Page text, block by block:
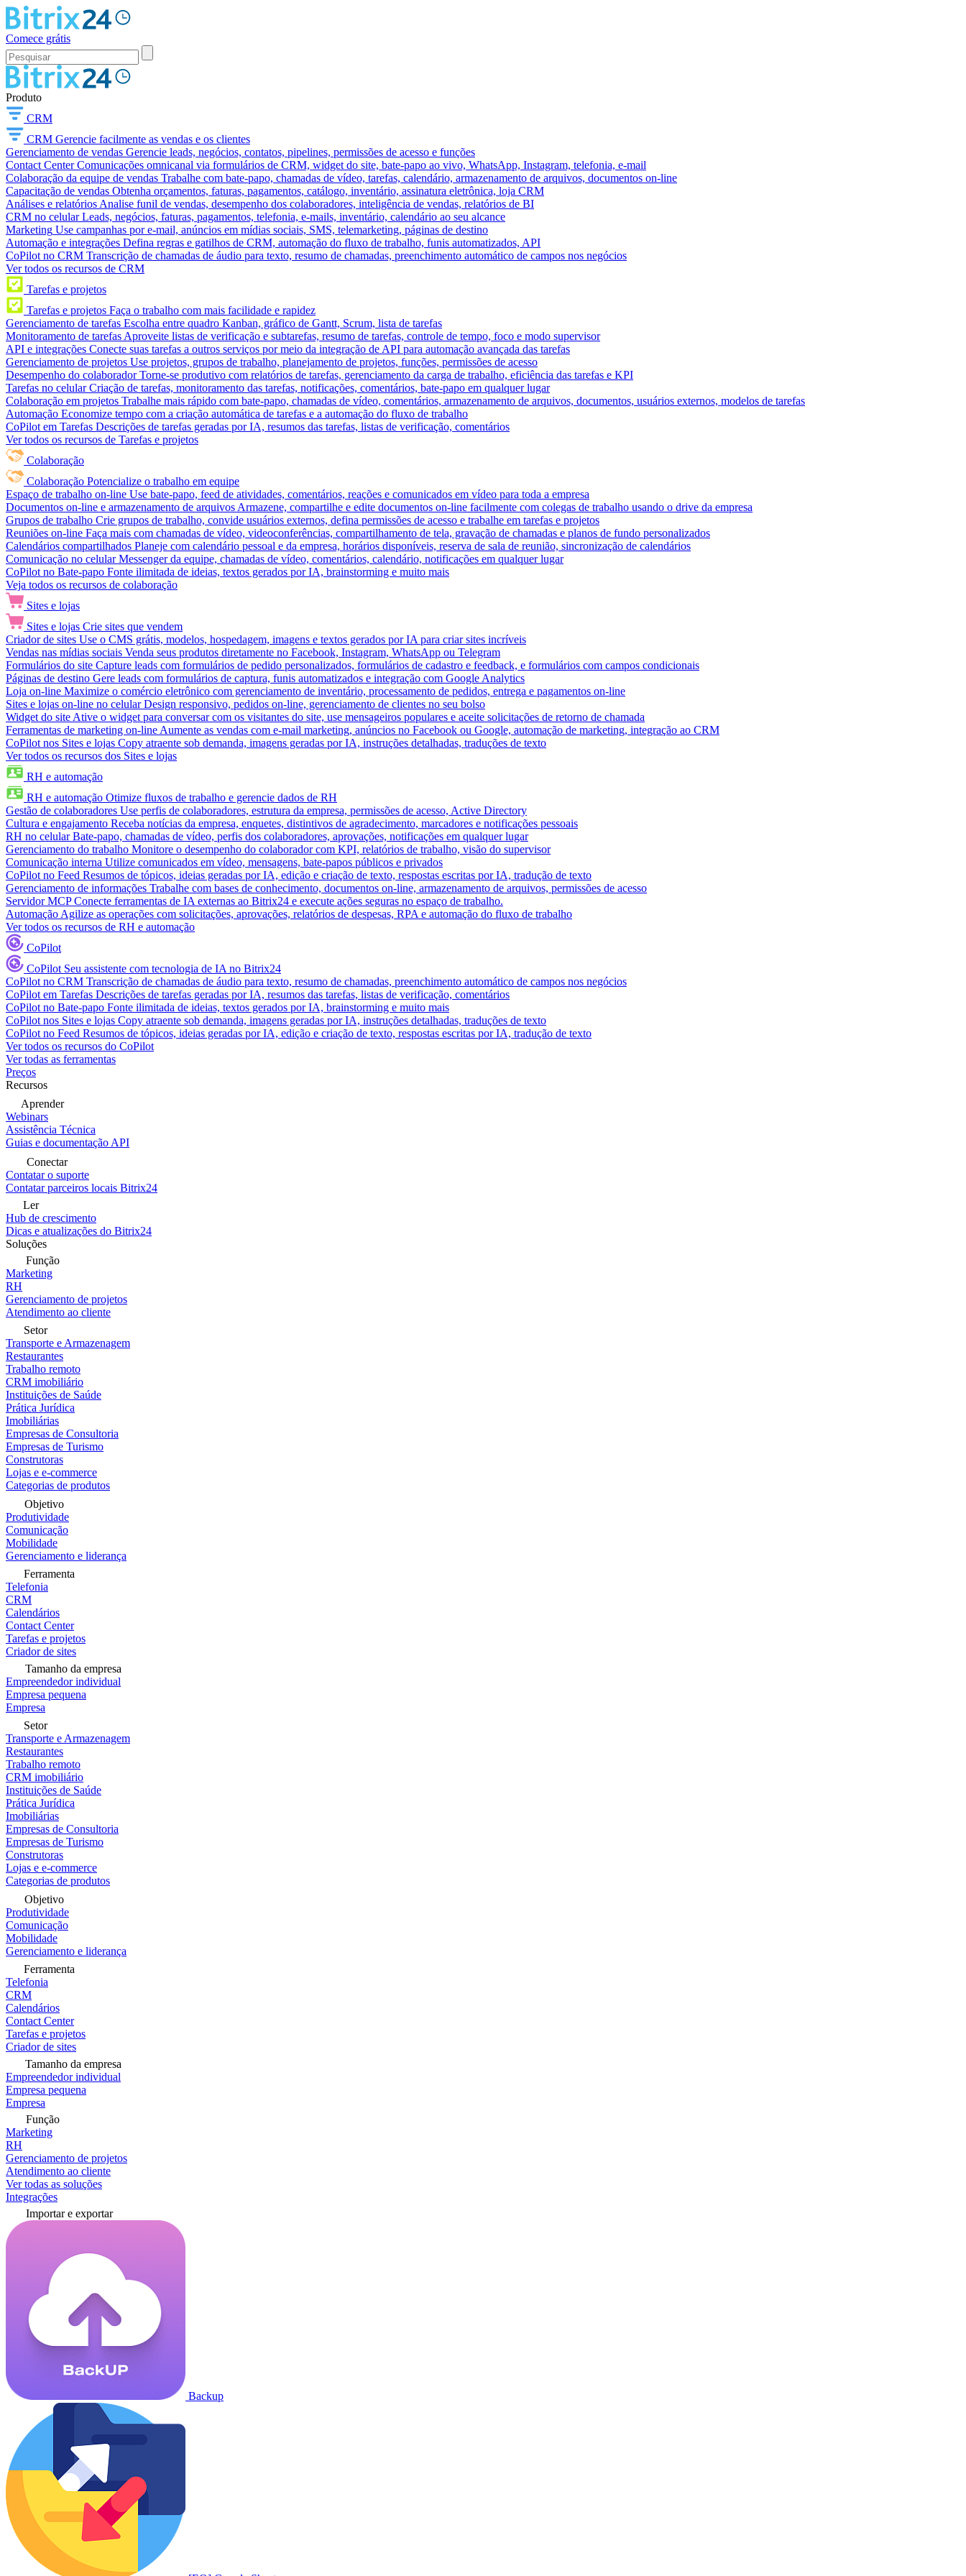
Comece grátis
Produto
CRM
CRM Gerencie facilmente as vendas e os clientes
Gerenciamento de vendas Gerencie leads, negócios, contatos, pipelines, permissões de acesso e funções
Contact Center Comunicações omnicanal via formulários de CRM, widget do site, bate-papo ao vivo, WhatsApp, Instagram, telefonia, e-mail
Colaboração da equipe de vendas Trabalhe com bate-papo, chamadas de vídeo, tarefas, calendário, armazenamento de arquivos, documentos on-line
Capacitação de vendas Obtenha orçamentos, faturas, pagamentos, catálogo, inventário, assinatura eletrônica, loja CRM
Análises e relatórios Analise funil de vendas, desempenho dos colaboradores, inteligência de vendas, relatórios de BI
CRM no celular Leads, negócios, faturas, pagamentos, telefonia, e-mails, inventário, calendário ao seu alcance
Marketing Use campanhas por e-mail, anúncios em mídias sociais, SMS, telemarketing, páginas de destino
Automação e integrações Defina regras e gatilhos de CRM, automação do fluxo de trabalho, funis automatizados, API
CoPilot no CRM Transcrição de chamadas de áudio para texto, resumo de chamadas, preenchimento automático de campos nos negócios
Ver todos os recursos de CRM
Tarefas e projetos
Tarefas e projetos Faça o trabalho com mais facilidade e rapidez
Gerenciamento de tarefas Escolha entre quadro Kanban, gráfico de Gantt, Scrum, lista de tarefas
Monitoramento de tarefas Aproveite listas de verificação e subtarefas, resumo de tarefas, controle de tempo, foco e modo supervisor
API e integrações Conecte suas tarefas a outros serviços por meio da integração de API para automação avançada das tarefas
Gerenciamento de projetos Use projetos, grupos de trabalho, planejamento de projetos, funções, permissões de acesso
Desempenho do colaborador Torne-se produtivo com relatórios de tarefas, gerenciamento da carga de trabalho, eficiência das tarefas e KPI
Tarefas no celular Criação de tarefas, monitoramento das tarefas, notificações, comentários, bate-papo em qualquer lugar
Colaboração em projetos Trabalhe mais rápido com bate-papo, chamadas de vídeo, comentários, armazenamento de arquivos, documentos, usuários externos, modelos de tarefas
Automação Economize tempo com a criação automática de tarefas e a automação do fluxo de trabalho
CoPilot em Tarefas Descrições de tarefas geradas por IA, resumos das tarefas, listas de verificação, comentários
Ver todos os recursos de Tarefas e projetos
Colaboração
Colaboração Potencialize o trabalho em equipe
Espaço de trabalho on-line Use bate-papo, feed de atividades, comentários, reações e comunicados em vídeo para toda a empresa
Documentos on-line e armazenamento de arquivos Armazene, compartilhe e edite documentos on-line facilmente com colegas de trabalho usando o drive da empresa
Grupos de trabalho Crie grupos de trabalho, convide usuários externos, defina permissões de acesso e trabalhe em tarefas e projetos
Reuniões on-line Faça mais com chamadas de vídeo, videoconferências, compartilhamento de tela, gravação de chamadas e planos de fundo personalizados
Calendários compartilhados Planeje com calendário pessoal e da empresa, horários disponíveis, reserva de sala de reunião, sincronização de calendários
Comunicação no celular Messenger da equipe, chamadas de vídeo, comentários, calendário, notificações em qualquer lugar
CoPilot no Bate-papo Fonte ilimitada de ideias, textos gerados por IA, brainstorming e muito mais
Veja todos os recursos de colaboração
Sites e lojas
Sites e lojas Crie sites que vendem
Criador de sites Use o CMS grátis, modelos, hospedagem, imagens e textos gerados por IA para criar sites incríveis
Vendas nas mídias sociais Venda seus produtos diretamente no Facebook, Instagram, WhatsApp ou Telegram
Formulários do site Capture leads com formulários de pedido personalizados, formulários de cadastro e feedback, e formulários com campos condicionais
Páginas de destino Gere leads com formulários de captura, funis automatizados e integração com Google Analytics
Loja on-line Maximize o comércio eletrônico com gerenciamento de inventário, processamento de pedidos, entrega e pagamentos on-line
Sites e lojas on-line no celular Design responsivo, pedidos on-line, gerenciamento de clientes no seu bolso
Widget do site Ative o widget para conversar com os visitantes do site, use mensageiros populares e aceite solicitações de retorno de chamada
Ferramentas de marketing on-line Aumente as vendas com e-mail marketing, anúncios no Facebook ou Google, automação de marketing, integração ao CRM
CoPilot nos Sites e lojas Copy atraente sob demanda, imagens geradas por IA, instruções detalhadas, traduções de texto
Ver todos os recursos dos Sites e lojas
RH e automação
RH e automação Otimize fluxos de trabalho e gerencie dados de RH
Gestão de colaboradores Use perfis de colaboradores, estrutura da empresa, permissões de acesso, Active Directory
Cultura e engajamento Receba notícias da empresa, enquetes, distintivos de agradecimento, marcadores e notificações pessoais
RH no celular Bate-papo, chamadas de vídeo, perfis dos colaboradores, aprovações, notificações em qualquer lugar
Gerenciamento do trabalho Monitore o desempenho do colaborador com KPI, relatórios de trabalho, visão do supervisor
Comunicação interna Utilize comunicados em vídeo, mensagens, bate-papos públicos e privados
CoPilot no Feed Resumos de tópicos, ideias geradas por IA, edição e criação de texto, respostas escritas por IA, tradução de texto
Gerenciamento de informações Trabalhe com bases de conhecimento, documentos on-line, armazenamento de arquivos, permissões de acesso
Servidor MCP Conecte ferramentas de IA externas ao Bitrix24 e execute ações seguras no espaço de trabalho.
Automação Agilize as operações com solicitações, aprovações, relatórios de despesas, RPA e automação do fluxo de trabalho
Ver todos os recursos de RH e automação
CoPilot
CoPilot Seu assistente com tecnologia de IA no Bitrix24
CoPilot no CRM Transcrição de chamadas de áudio para texto, resumo de chamadas, preenchimento automático de campos nos negócios
CoPilot em Tarefas Descrições de tarefas geradas por IA, resumos das tarefas, listas de verificação, comentários
CoPilot no Bate-papo Fonte ilimitada de ideias, textos gerados por IA, brainstorming e muito mais
CoPilot nos Sites e lojas Copy atraente sob demanda, imagens geradas por IA, instruções detalhadas, traduções de texto
CoPilot no Feed Resumos de tópicos, ideias geradas por IA, edição e criação de texto, respostas escritas por IA, tradução de texto
Ver todos os recursos do CoPilot
Ver todas as ferramentas
Preços
Recursos
Aprender
Webinars
Assistência Técnica
Guias e documentação API
Conectar
Contatar o suporte
Contatar parceiros locais Bitrix24
Ler
Hub de crescimento
Dicas e atualizações do Bitrix24
Soluções
Função
Marketing
RH
Gerenciamento de projetos
Atendimento ao cliente
Setor
Transporte e Armazenagem
Restaurantes
Trabalho remoto
CRM imobiliário
Instituições de Saúde
Prática Jurídica
Imobiliárias
Empresas de Consultoria
Empresas de Turismo
Construtoras
Lojas e e-commerce
Categorias de produtos
Objetivo
Produtividade
Comunicação
Mobilidade
Gerenciamento e liderança
Ferramenta
Telefonia
CRM
Calendários
Contact Center
Tarefas e projetos
Criador de sites
Tamanho da empresa
Empreendedor individual
Empresa pequena
Empresa
Setor
Transporte e Armazenagem
Restaurantes
Trabalho remoto
CRM imobiliário
Instituições de Saúde
Prática Jurídica
Imobiliárias
Empresas de Consultoria
Empresas de Turismo
Construtoras
Lojas e e-commerce
Categorias de produtos
Objetivo
Produtividade
Comunicação
Mobilidade
Gerenciamento e liderança
Ferramenta
Telefonia
CRM
Calendários
Contact Center
Tarefas e projetos
Criador de sites
Tamanho da empresa
Empreendedor individual
Empresa pequena
Empresa
Função
Marketing
RH
Gerenciamento de projetos
Atendimento ao cliente
Ver todas as soluções
Integrações
Importar e exportar
Backup